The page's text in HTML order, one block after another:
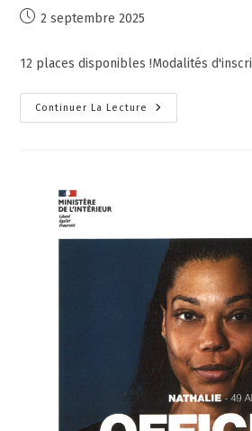
2 septembre 2025
12 places disponibles !Modalités
Continuer La Lecture